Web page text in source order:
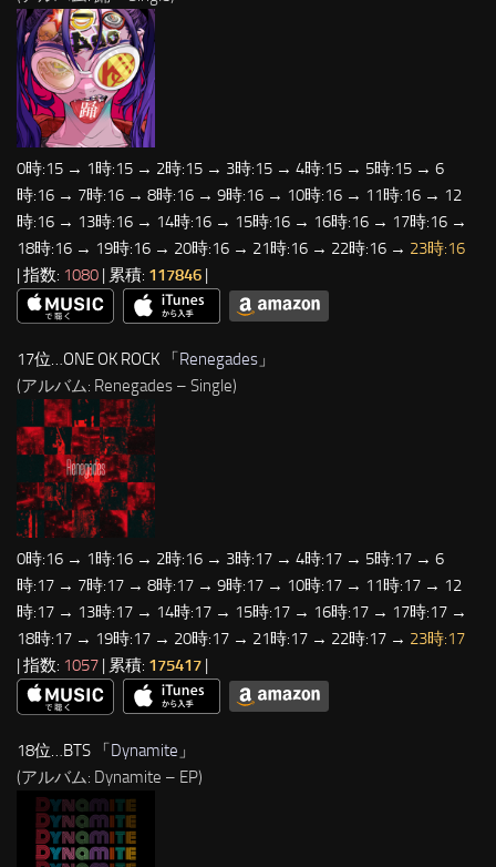
0時:15 → 1時:15 → 2時:15 → 3時:15 → 4時:15 → 5時:15 → 6
時:16 → 7時:16 → 8時:16 → 9時:16 → 10時:16 → 11時:16 → 12
時:16 → 13時:16 → 14時:16 → 15時:16 → 16時:16 → 17時:16 →
18時:16 → 19時:16 → 20時:16 → 21時:16 → 22時:16 → 23時:16
| 指数: 1080 | 累積: 117846 |
17位…ONE OK ROCK 「 Renegades 」
(アルバム: Renegades – Single)
0時:16 → 1時:16 → 2時:16 → 3時:17 → 4時:17 → 5時:17 → 6
時:17 → 7時:17 → 8時:17 → 9時:17 → 10時:17 → 11時:17 → 12
時:17 → 13時:17 → 14時:17 → 15時:17 → 16時:17 → 17時:17 →
18時:17 → 19時:17 → 20時:17 → 21時:17 → 22時:17 → 23時:17
| 指数: 1057 | 累積: 175417
18位…BTS 「Dynamite 」
(アルバム: Dynamite – EP)